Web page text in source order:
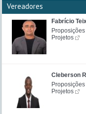
Vereadores
Fabrício
Proposições
Projetos
Cleberson
Proposições
Projetos